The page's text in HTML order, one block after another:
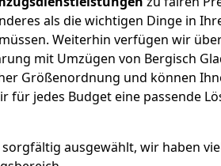
als die wichtigen Dinge in
Weiterhin verfügen wir
mit Umzügen von Bergisch
Größenordnung und können
für jedes Budget eine passende
ausgewählt, wir haben